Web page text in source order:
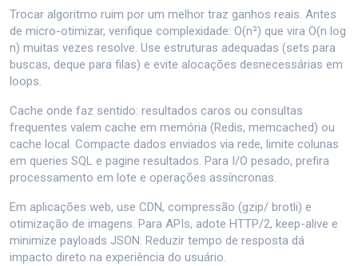
Trocar algoritmo ruim por um melhor traz ganhos reais. Antes
de micro-otimizar, verifique complexidade: O(n²) que vira O(n log
n) muitas vezes resolve. Use estruturas adequadas (sets para
buscas, deque para filas) e evite alocações desnecessárias em
loops.
Cache onde faz sentido: resultados caros ou consultas
frequentes valem cache em memória (Redis, memcached) ou
cache local. Compacte dados enviados via rede, limite colunas
em queries SQL e pagine resultados. Para I/O pesado, prefira
processamento em lote e operações assíncronas.
Em aplicações web, use CDN, compressão (gzip/ brotli) e
otimização de imagens. Para APIs, adote HTTP/2, keep-alive e
minimize payloads JSON. Reduzir tempo de resposta dá
impacto direto na experiência do usuário.